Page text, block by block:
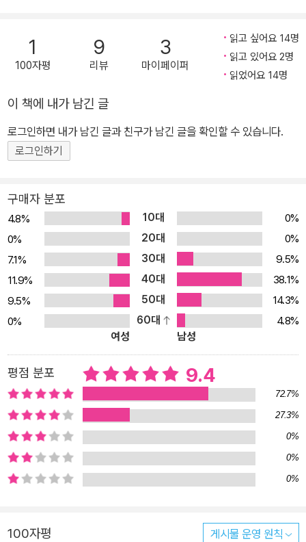
던 인간 여성이나 남성이었으며 이들은 불멸의 존재인 신의 후손으로
보통의 인간을 초월하는 능력을 부여받았다. 인간이라는 필멸성의 한
되었다. 나지 교수는 영웅에 대한 이러한 특별한 종교적 개념을 다양
한 측면에서 살펴보고 있다. 그러한 연구의 그 밑바탕이 되는 각 기록
들의 연대는 BCE 8세기에서 4세기까지 다양한데, 호메로스 서사시
인『일리아스』와『오디세이아』, 아이스킬로스와 소포클레스, 그리고
대화 등이 여기에 포함된다. 이 책에 등장하는 모든 기록과 작품들은
원래 고대 그리스어로 되어 있는 것을 번역해서 소개하고 있으며, 특
별히 중요한 내용에 대해서는 그리스어 원문을 함께 소개하였고, 고
대 그리스의 항아리 표면에 새겨진 그림과 같은 유물의 사진들을 통
해 부족한 내용을 보충하였다. BCE 5세기경에 활약했던 고대 그리
스의 역사가 헤로도토스는 교양이 있는 인간이라면 호메로스의 서사
시를 읽어야 한다고 이야기했다. 나지 교수가 1970년대 후반부터 하
버드 대학교에서 가르치고 정리해온 과정을 바탕으로 한 이 24강의
강의록 『고대 그리스의 영웅들』은 호메로스 서사시와 다른 고전 문학
작품 속에서 찾아볼 수 있는 문명과 교양의 뿌리에 대한 탐구를 제공
한다. 바로 오늘날까지 도전과 영감을 주고 있는 그런 내용들인 것이
다. 『고대 그리스의 영웅들』은 총 5부로 나누어져 있다. 논증이 강화
될수록 각 부분에 속해 있는 강의의 숫자는 더 엄격하게 관리되며 강
의 숫자 자체도 줄어들게 된다. 제1강에서 12강까지를 포함하는 제1
부는 주로 고대 그리스의 서사시와 서정시의 가장 오랫동안 남아 있
는 형태 속에 등장하는 영웅들에 대해 다룬다. 제13, 14, 그리고 15강
용이며, 16강에서 21강까지의 제3부는 고대 그리스 비극에 대한 내
1
100자평
9
리뷰
3
마이페이퍼
읽고 싶어요 14명
읽고 있어요 2명
읽었어요 14명
이 책에 내가 남긴 글
로그인하면 내가 남긴 글과 친구가 남긴 글을 확인할 수 있습니다.
로그인하기
구매자 분포
4.8% 10대
0%
0%
20대
0%
7.1%
30대
9.5%
11.9%
40대
38.1%
9.5%
50대
14.3%
0%
60대
4.8%
여성
남성
평점 분포 9.4
72.7%
27.3%
0%
0%
0%
100자평 게시물 운영 원칙